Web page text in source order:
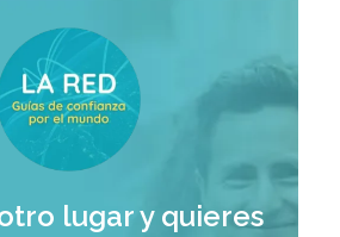
lugar y quieres